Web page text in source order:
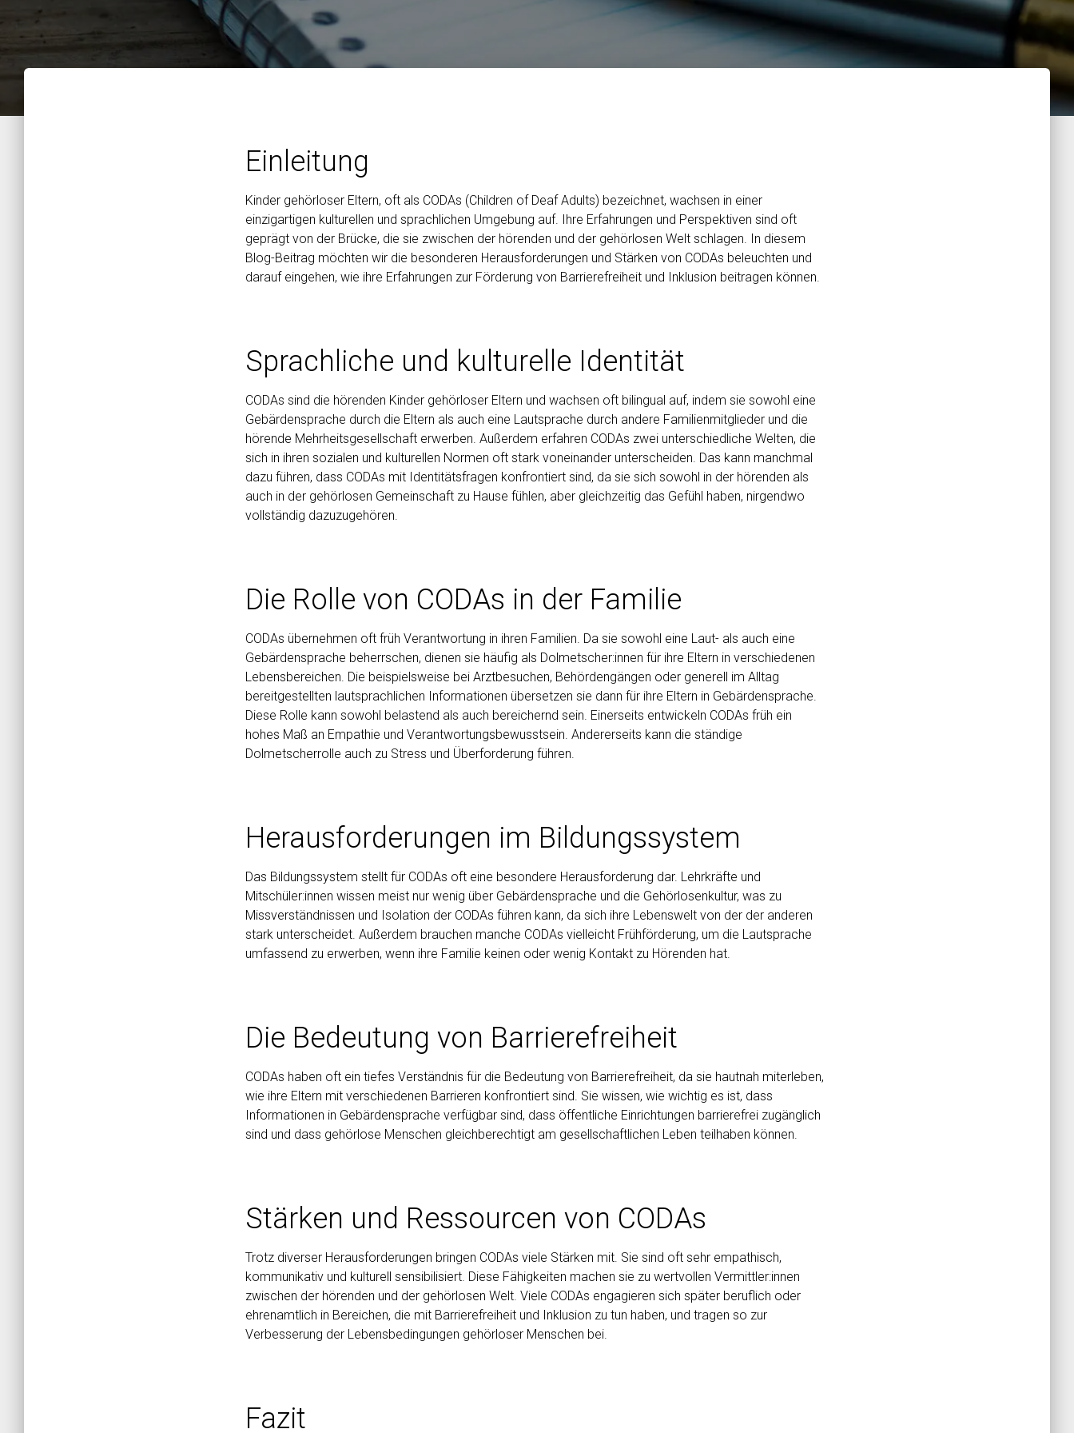
Einleitung
Kinder gehörloser Eltern, oft als CODAs (Children of Deaf Adults) bezeichnet, wachsen in einer
einzigartigen kulturellen und sprachlichen Umgebung auf. Ihre Erfahrungen und Perspektiven sind oft
geprägt von der Brücke, die sie zwischen der hörenden und der gehörlosen Welt schlagen. In diesem
Blog-Beitrag möchten wir die besonderen Herausforderungen und Stärken von CODAs beleuchten und
darauf eingehen, wie ihre Erfahrungen zur Förderung von Barrierefreiheit und Inklusion beitragen können.
Sprachliche und kulturelle Identität
CODAs sind die hörenden Kinder gehörloser Eltern und wachsen oft bilingual auf, indem sie sowohl eine
Gebärdensprache durch die Eltern als auch eine Lautsprache durch andere Familienmitglieder und die
hörende Mehrheitsgesellschaft erwerben. Außerdem erfahren CODAs zwei unterschiedliche Welten, die
sich in ihren sozialen und kulturellen Normen oft stark voneinander unterscheiden. Das kann manchmal
dazu führen, dass CODAs mit Identitätsfragen konfrontiert sind, da sie sich sowohl in der hörenden als
auch in der gehörlosen Gemeinschaft zu Hause fühlen, aber gleichzeitig das Gefühl haben, nirgendwo
vollständig dazuzugehören.
Die Rolle von CODAs in der Familie
CODAs übernehmen oft früh Verantwortung in ihren Familien. Da sie sowohl eine Laut- als auch eine
Gebärdensprache beherrschen, dienen sie häufig als Dolmetscher:innen für ihre Eltern in verschiedenen
Lebensbereichen. Die beispielsweise bei Arztbesuchen, Behördengängen oder generell im Alltag
bereitgestellten lautsprachlichen Informationen übersetzen sie dann für ihre Eltern in Gebärdensprache.
Diese Rolle kann sowohl belastend als auch bereichernd sein. Einerseits entwickeln CODAs früh ein
hohes Maß an Empathie und Verantwortungsbewusstsein. Andererseits kann die ständige
Dolmetscherrolle auch zu Stress und Überforderung führen.
Herausforderungen im Bildungssystem
Das Bildungssystem stellt für CODAs oft eine besondere Herausforderung dar. Lehrkräfte und
Mitschüler:innen wissen meist nur wenig über Gebärdensprache und die Gehörlosenkultur, was zu
Missverständnissen und Isolation der CODAs führen kann, da sich ihre Lebenswelt von der der anderen
stark unterscheidet. Außerdem brauchen manche CODAs vielleicht Frühförderung, um die Lautsprache
umfassend zu erwerben, wenn ihre Familie keinen oder wenig Kontakt zu Hörenden hat.
Die Bedeutung von Barrierefreiheit
CODAs haben oft ein tiefes Verständnis für die Bedeutung von Barrierefreiheit, da sie hautnah miterleben,
wie ihre Eltern mit verschiedenen Barrieren konfrontiert sind. Sie wissen, wie wichtig es ist, dass
Informationen in Gebärdensprache verfügbar sind, dass öffentliche Einrichtungen barrierefrei zugänglich
sind und dass gehörlose Menschen gleichberechtigt am gesellschaftlichen Leben teilhaben können.
Stärken und Ressourcen von CODAs
Trotz diverser Herausforderungen bringen CODAs viele Stärken mit. Sie sind oft sehr empathisch,
kommunikativ und kulturell sensibilisiert. Diese Fähigkeiten machen sie zu wertvollen Vermittler:innen
zwischen der hörenden und der gehörlosen Welt. Viele CODAs engagieren sich später beruflich oder
ehrenamtlich in Bereichen, die mit Barrierefreiheit und Inklusion zu tun haben, und tragen so zur
Verbesserung der Lebensbedingungen gehörloser Menschen bei.
Fazit